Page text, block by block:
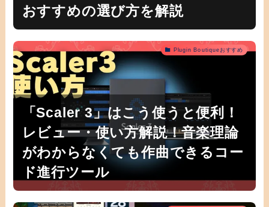
おすすめの選び方を解説
Plugin Boutiqueおすすめ
「Scaler 3」はこう使うと便利！
レビュー・使い方解説！音楽理論
がわからなくても作曲できるコー
ド進行ツール